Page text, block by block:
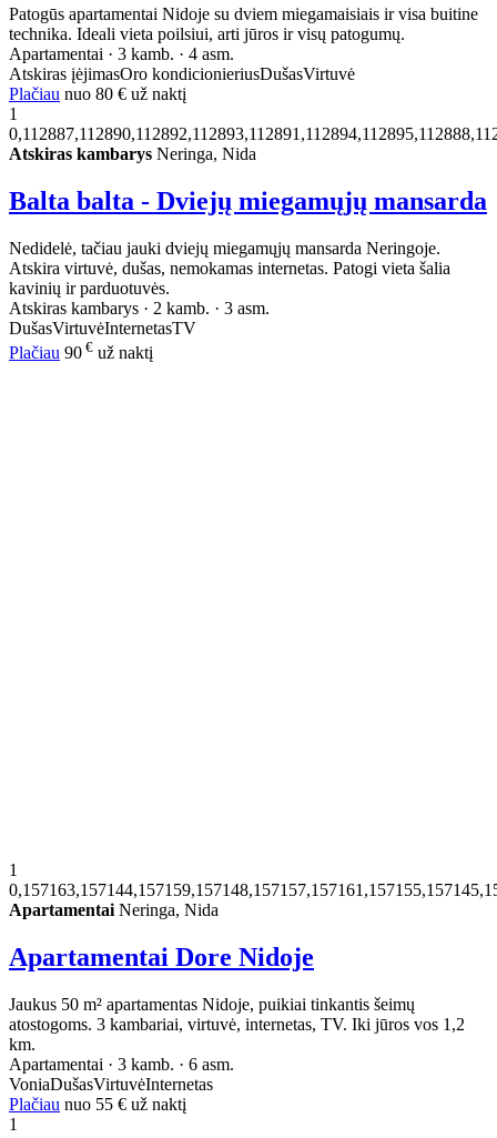
Patogūs apartamentai Nidoje su dviem miegamaisiais ir visa buitine
technika. Ideali vieta poilsiui, arti jūros ir visų patogumų.
Apartamentai · 3 kamb. · 4 asm.
Atskiras įėjimasOro kondicionieriusDušasVirtuvė
Plačiau nuo 80 € už naktį
1
Atskiras kambarys Neringa, Nida
Balta balta - Dviejų miegamųjų mansarda
Nedidelė, tačiau jauki dviejų miegamųjų mansarda Neringoje.
Atskira virtuvė, dušas, nemokamas internetas. Patogi vieta šalia
kavinių ir parduotuvės.
Atskiras kambarys · 2 kamb. · 3 asm.
DušasVirtuvėInternetasTV
Plačiau 90 € už naktį
1
Apartamentai Neringa, Nida
Apartamentai Dore Nidoje
Jaukus 50 m² apartamentas Nidoje, puikiai tinkantis šeimų
atostogoms. 3 kambariai, virtuvė, internetas, TV. Iki jūros vos 1,2
km.
Apartamentai · 3 kamb. · 6 asm.
VoniaDušasVirtuvėInternetas
Plačiau nuo 55 € už naktį
1